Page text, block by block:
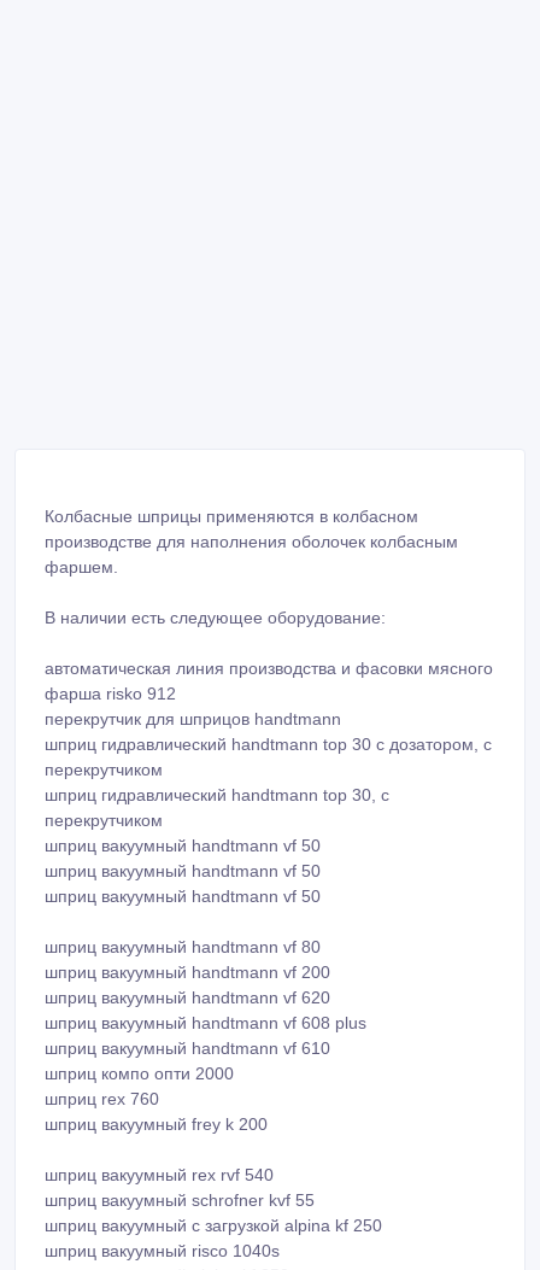
производстве для наполнения оболочек колбасным
В наличии есть следующее оборудование:
автоматическая линия производства и фасовки мясного
фарша risko 912
перекрутчик для шприцов handtmann
шприц гидравлический handtmann top 30 с дозатором, с
перекрутчиком
шприц гидравлический handtmann top 30, с
перекрутчиком
шприц вакуумный handtmann vf 50
шприц вакуумный handtmann vf 50
шприц вакуумный handtmann vf 80
шприц вакуумный handtmann vf 200
шприц вакуумный handtmann vf 620
шприц вакуумный handtmann vf 608 plus
шприц вакуумный handtmann vf 610
шприц rex 760
шприц вакуумный frey k 200
шприц вакуумный rex rvf 540